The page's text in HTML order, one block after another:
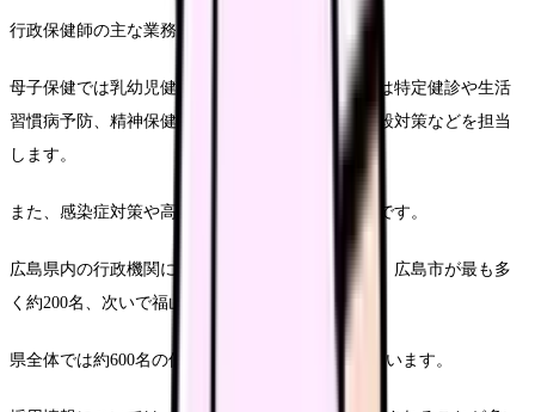
行政保健師の主な業務内容は多岐にわたります。
母子保健では乳幼児健診や育児相談、成人保健では特定健診や生活
習慣病予防、精神保健ではこころの健康相談や自殺対策などを担当
します。
また、感染症対策や高齢者保健なども重要な業務です。
広島県内の行政機関における保健師の配置状況は、広島市が最も多
く約200名、次いで福山市、呉市となっています。
県全体では約600名の保健師が行政機関で勤務しています。